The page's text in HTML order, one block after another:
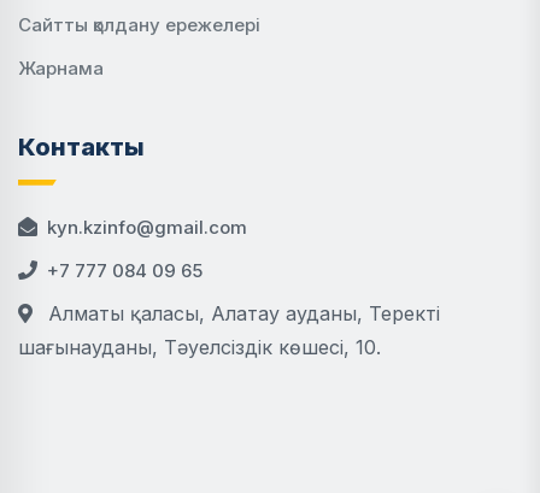
Сайтты қолдану ережелері
Жарнама
Контакты
kyn.kzinfo@gmail.com
+7 777 084 09 65
Алматы қаласы, Алатау ауданы, Теректі
шағынауданы, Тәуелсіздік көшесі, 10.